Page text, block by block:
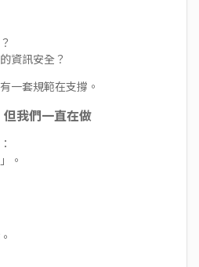
資訊安全？
一套規範在支撐。
我們一直在做
。